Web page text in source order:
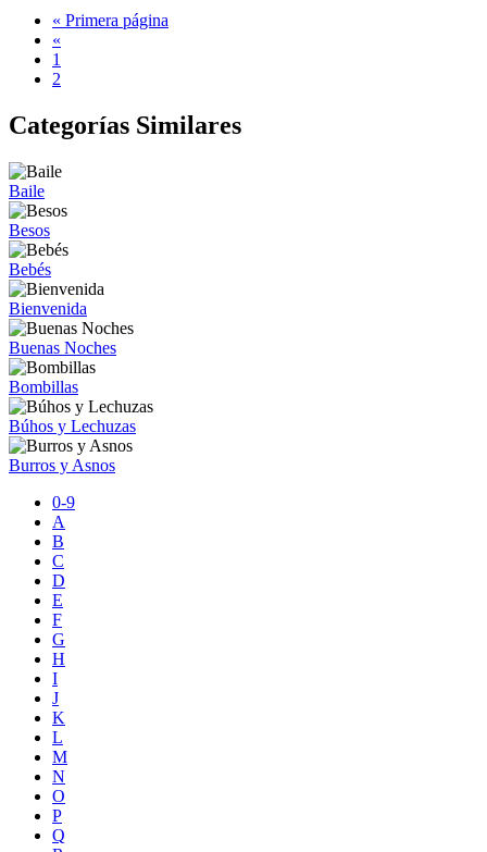
« Primera página
«
1
2
Categorías Similares
Baile
Besos
Bebés
Bienvenida
Buenas Noches
Bombillas
Búhos y Lechuzas
Burros y Asnos
0-9
A
B
C
D
E
F
G
H
I
J
K
L
M
N
O
P
Q